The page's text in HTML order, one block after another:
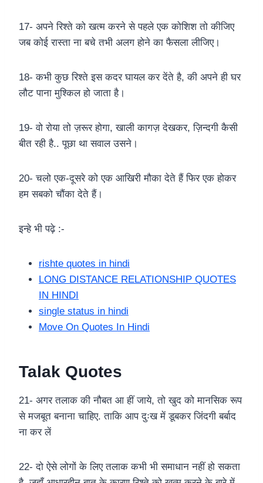
17- अपने रिश्ते को खत्म करने से पहले एक कोशिश तो कीजिए
जब कोई रास्ता ना बचे तभी अलग होने का फैसला लीजिए।
18- कभी कुछ रिश्ते इस कदर घायल कर देंते है, की अपने ही घर
लौट पाना मुश्किल हो जाता है।
19- वो रोया तो ज़रूर होगा, खाली कागज़ देखकर, ज़िन्दगी कैसी
बीत रही है.. पूछा था सवाल उसने।
20- चलो एक-दूसरे को एक आखिरी मौका देते हैं फिर एक होकर
हम सबको चौंका देते हैं।
इन्हे भी पढ़े :-
rishte quotes in hindi
LONG DISTANCE RELATIONSHIP QUOTES
IN HINDI
single status in hindi
Move On Quotes In Hindi
Talak Quotes
21- अगर तलाक की नौबत आ हीं जाये, तो खुद को मानसिक रूप
से मजबूत बनाना चाहिए. ताकि आप दुःख में डूबकर जिंदगी बर्बाद
ना कर लें
22- दो ऐसे लोगों के लिए तलाक कभी भी समाधान नहीं हो सकता